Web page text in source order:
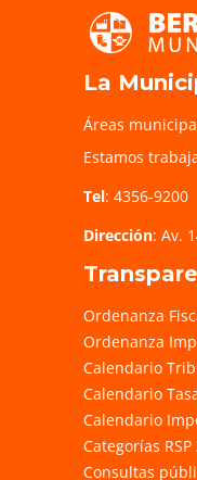
La
Áreas
Estamos
Tel: 4356-9200
Dirección: Av.
Ordenanza
Ordenanza
Calendario
Calendario
Calendario
Categorías RSP
Consultas